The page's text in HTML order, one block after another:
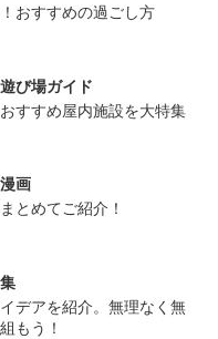
おすすめの過ごし方
び場ガイド
すすめ屋内施設を大特集
画
とめてご紹介！
デアを紹介。無理なく無
もう！